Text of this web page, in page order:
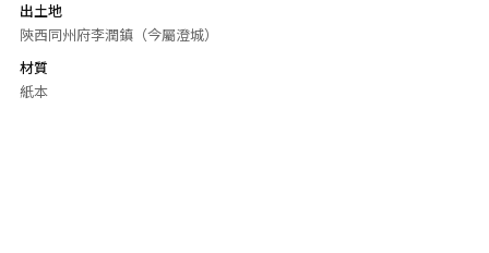
出土地
陝西同州府李潤鎮（今屬澄城）
材質
紙本